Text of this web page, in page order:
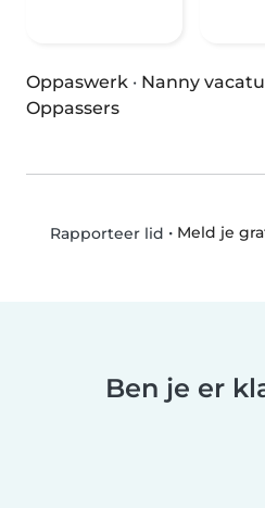
Oppaswerk · Nanny
Oppassers
Rapporteer lid • Meld je
Ben je er